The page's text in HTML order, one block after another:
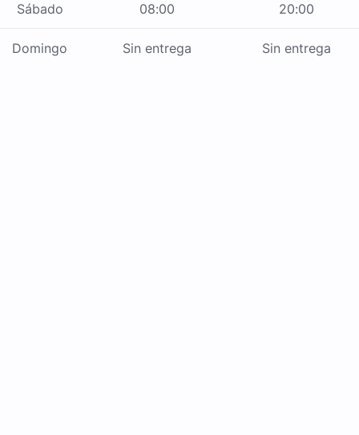
Sábado 08:00 20:00
Domingo Sin entrega Sin entrega